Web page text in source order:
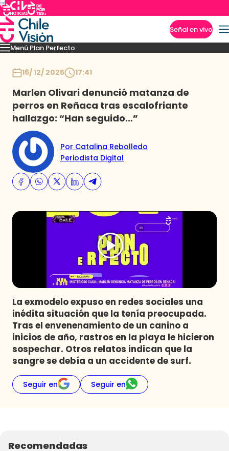
Señal en vivo
Menú Plan Perfecto
Momentos Capítulos Novedades
16/ 12/ 2025 17:41
Marlen Olivari denunció matanza de
perros en Reñaca tras escalofriante
hallazgo: “Han seguido…”
Por Catalina Rebolledo
Periodista Digital
La exmodelo expuso en redes sociales una
inédita situación que la tenía preocupada.
Tras el envenenamiento de un canino a
inicios de año, rastros en la playa le hicieron
sospechar. Otros relatos indican que la
sangre se debía a un accidente de surf.
Seguir en Seguir en
Recomendadas
Imperdibles
Club De La Comedia
Contigo en Directo
Plan Perfecto
El Tiempo
Sabingo
Todos Los Programas